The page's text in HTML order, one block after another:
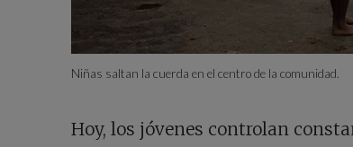
Niñas saltan la cuerda en el centro de la comunidad.
Hoy, los jóvenes controlan